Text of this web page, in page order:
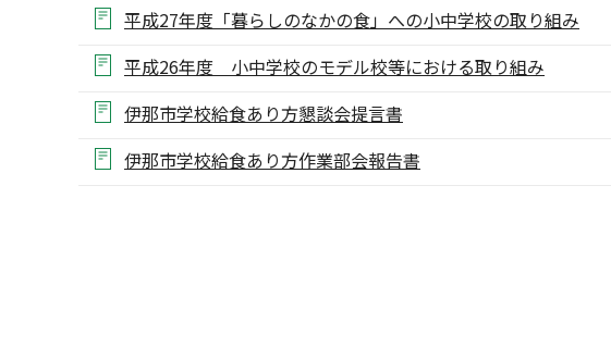
平成27年度「暮らしのなかの食」への小中学校の取り組み
平成26年度 小中学校のモデル校等における取り組み
伊那市学校給食あり方懇談会提言書
伊那市学校給食あり方作業部会報告書